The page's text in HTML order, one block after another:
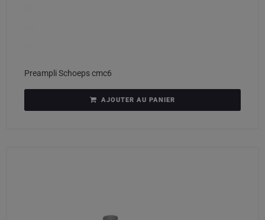
Preampli Schoeps cmc6
AJOUTER AU PANIER